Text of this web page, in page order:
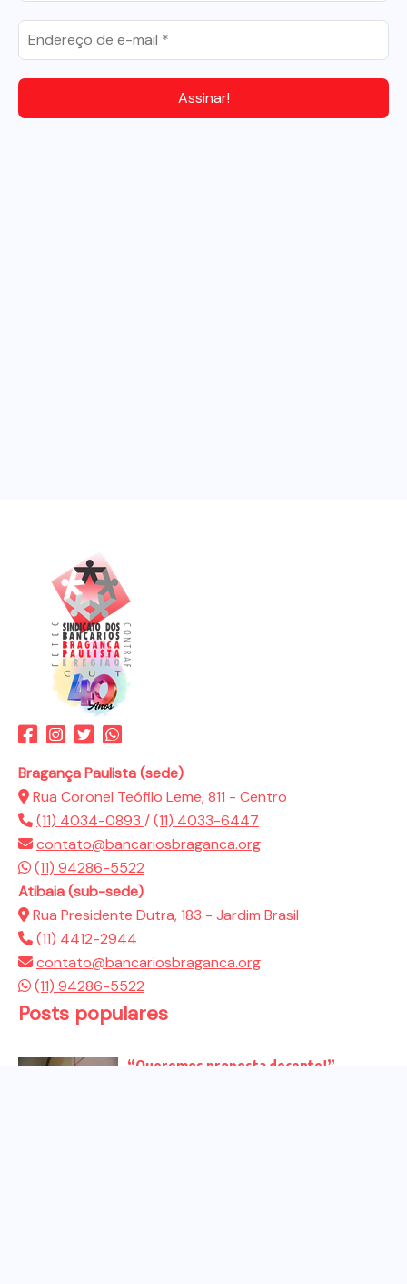
Bragança Paulista (sede)
Rua Coronel Teófilo Leme, 811 - Centro
(11) 4034-0893 /(11) 4033-6447
contato@bancariosbraganca.org
(11) 94286-5522
Atibaia (sub-sede)
Rua Presidente Dutra, 183 - Jardim Brasil
(11) 4412-2944
contato@bancariosbraganca.org
(11) 94286-5522
Posts populares
“Queremos proposta decente!”